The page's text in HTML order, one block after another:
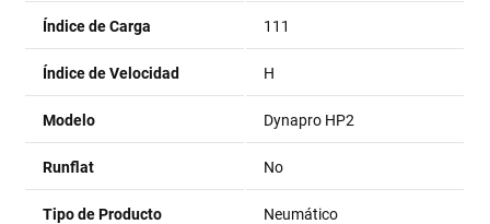
Índice de Carga 111
Índice de Velocidad H
Modelo Dynapro HP2
Runflat No
Tipo de Producto Neumático